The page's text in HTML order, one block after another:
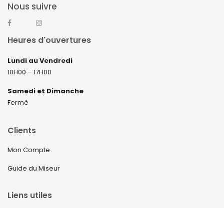
Nous suivre
Heures d'ouvertures
Lundi au Vendredi
10H00 – 17H00
Samedi et Dimanche
Fermé
Clients
Mon Compte
Guide du Miseur
Liens utiles